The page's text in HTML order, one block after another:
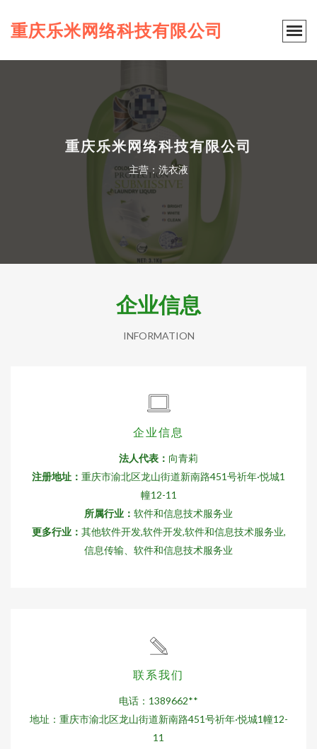
重庆乐米网络科技有限公司
重庆乐米网络科技有限公司
主营：洗衣液
企业信息
INFORMATION
企业信息
法人代表： 向青莉
注册地址： 重庆市渝北区龙山街道新南路451号祈年·悦城1
幢12-11
所属行业： 软件和信息技术服务业
更多行业： 其他软件开发,软件开发,软件和信息技术服务业,
信息传输、软件和信息技术服务业
联系我们
电话：1389662**
地址：重庆市渝北区龙山街道新南路451号祈年·悦城1幢12-
11